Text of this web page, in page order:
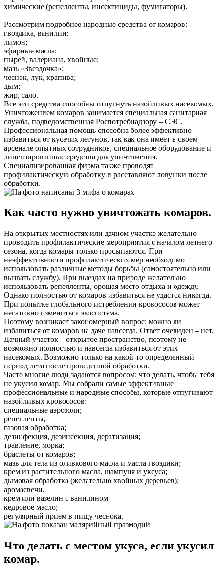
химические (репелленты, инсектициды, фумигаторы).
Рассмотрим подробнее народные средства от комаров:
гвоздика, ванилин;
лимон;
эфирные масла;
пырей, валериана, хвойные;
мазь «Звездочка»;
чеснок, лук, крапива;
дым;
жир, сало.
Все эти средства способны отпугнуть назойливых насекомых.
Уничтожением комаров занимается специальная санитарная
служба, подведомственная Роспотребнадзору – СЭС.
Профессиональная помощь способна более эффективно
избавиться от кусачих летунов, так как она имеет в своем
арсенале опытных сотрудников, специальное оборудование и
лицензированные средства для уничтожения.
Специализированная фирма также проводят
профилактическую обработку и расставляют ловушки после
обработки.
Как часто нужно уничтожать комаров.
На открытых местностях или дачном участке желательно
проводить профилактические мероприятия с началом летнего
сезона, когда комары только просыпаются. При
неэффективности профилактических мер необходимо
использовать различные методы борьбы (самостоятельно или
вызвать службу). При выездах на природе желательно
использовать репелленты, орошая место отдыха и одежду.
Однако полностью от комаров избавиться не удастся никогда.
При попытке глобального истреблении кровососов может
негативно измениться экосистема.
Поэтому возникает закономерный вопрос: можно ли
избавиться от комаров на даче навсегда. Ответ очевиден – нет.
Дачный участок – открытое пространство, поэтому не
возможно полностью и навсегда избавиться от этих
насекомых. Возможно только на какой-то определенный
период лета после проведенной обработки.
Часто многие люди задаются вопросом: что делать, чтобы тебя
не укусил комар. Мы собрали самые эффективные
профессиональные и народные способы, которые отпугивают
назойливых кровососов:
специальные аэрозоли;
репелленты;
газовая обработка;
дезинфекция, дезинсекция, дератизация;
травление, морка;
браслеты от комаров;
мазь для тела из оливкового масла и масла гвоздики;
крем из растительного масла, шампуня и уксуса;
дымовая обработка (желательно хвойных деревьев);
аромасвечи.
крем или вазелин с ванилином;
кедровое масло;
регулярный прием в пищу чеснока.
Что делать с местом укуса, если укусил
комар.